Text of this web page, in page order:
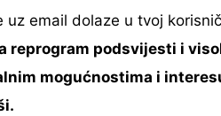
uz email dolaze u tvoj
reprogram podsvijesti i
mogućnostima i